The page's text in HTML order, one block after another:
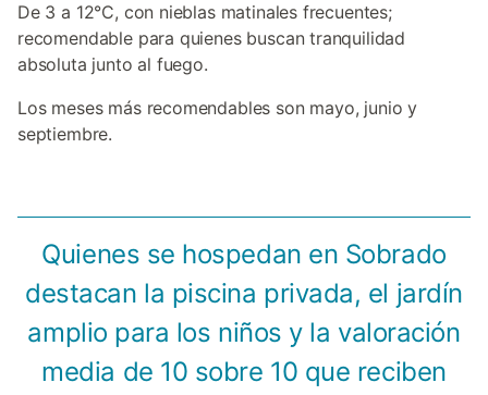
De 3 a 12°C, con nieblas matinales frecuentes;
recomendable para quienes buscan tranquilidad
absoluta junto al fuego.
Los meses más recomendables son mayo, junio y
septiembre.
Quienes se hospedan en Sobrado
destacan la piscina privada, el jardín
amplio para los niños y la valoración
media de 10 sobre 10 que reciben